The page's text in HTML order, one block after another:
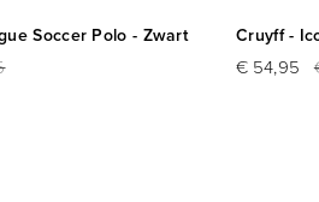
Soccer Polo - Zwart Cruyff -
€ 54,95